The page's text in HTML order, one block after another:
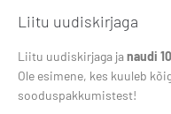
Liitu uudiskirjaga
Liitu uudiskirjaga janaudi
Ole esimene, kes kuuleb
sooduspakkumistest!